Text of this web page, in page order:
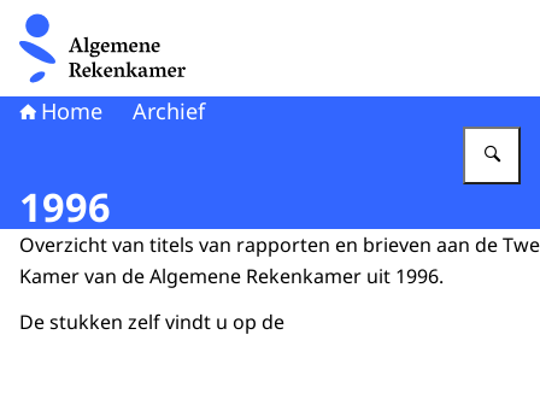
Naar de homepage van Algemene Rekenkamer
Home Archief
1996
Overzicht van titels van rapporten en brieven aan de
Kamer van de Algemene Rekenkamer uit 1996.
De stukken zelf vindt u op de